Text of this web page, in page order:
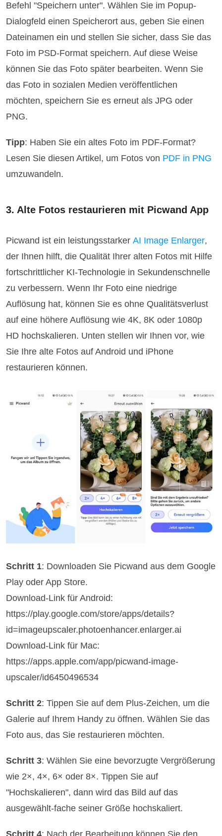
Befehl "Speichern unter". Wählen Sie im Popup-
Dialogfeld einen Speicherort aus, geben Sie einen
Dateinamen ein und stellen Sie sicher, dass Sie das
Foto im PSD-Format speichern. Auf diese Weise
können Sie das Foto später bearbeiten. Wenn Sie
das Foto in sozialen Medien veröffentlichen
möchten, speichern Sie es erneut als JPG oder
PNG.
Tipp: Haben Sie ein altes Foto im PDF-Format?
Lesen Sie diesen Artikel, um Fotos von PDF in PNG
umzuwandeln.
3. Alte Fotos restaurieren mit Picwand App
Picwand ist ein leistungsstarkerAI Image Enlarger,
der Ihnen hilft, die Qualität Ihrer alten Fotos mit Hilfe
fortschrittlicher KI-Technologie in Sekundenschnelle
zu verbessern. Wenn Ihr Foto eine niedrige
Auflösung hat, können Sie es ohne Qualitätsverlust
auf eine höhere Auflösung wie 4K, 8K oder 1080p
HD hochskalieren. Unten stellen wir Ihnen vor, wie
Sie Ihre alte Fotos auf Android und iPhone
restaurieren können.
Schritt 1: Downloaden Sie Picwand aus dem Google
Play oder App Store.
Download-Link für Android:
https://play.google.com/store/apps/details?
id=imageupscaler.photoenhancer.enlarger.ai
Download-Link für Mac:
https://apps.apple.com/app/picwand-image-
upscaler/id6450496534
Schritt 2: Tippen Sie auf dem Plus-Zeichen, um die
Galerie auf Ihrem Handy zu öffnen. Wählen Sie das
Foto aus, das Sie restaurieren möchten.
Schritt 3: Wählen Sie eine bevorzugte Vergrößerung
wie 2×, 4×, 6× oder 8×. Tippen Sie auf
"Hochskalieren", dann wird das Bild auf das
ausgewählt-fache seiner Größe hochskaliert.
Schritt 4: Nach der Bearbeitung können Sie den